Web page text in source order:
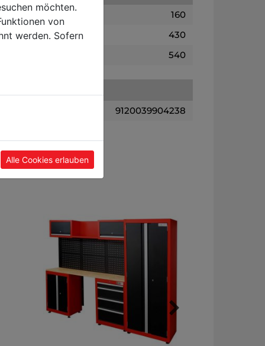
160
430
540
9120039904238
möchten.
von
werden. Sofern
Alle Cookies erlauben